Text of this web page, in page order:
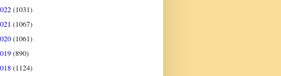
(1031)
(1067)
(1061)
(890)
(1124)